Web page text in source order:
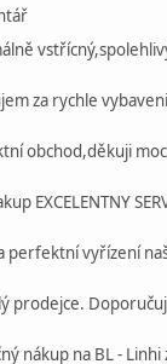
za rychle
obchod,děkuji
EXCELENTNY
perfektní vyřízení
prodejce.
nákup na BL -